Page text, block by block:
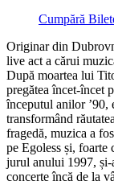
Cumpără
Originar din
live act a cărui
După moartea lui
pregătea încet-încet
începutul anilor ’90,
transformând
fragedă, muzica a
pe Egoless și,
jurul anului 1997,
concerte încă de la